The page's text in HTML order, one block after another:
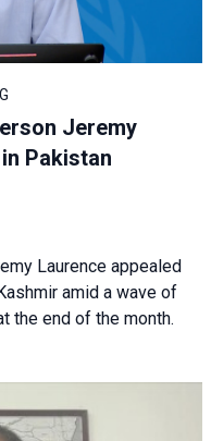
Jeremy
Pakistan
Laurence appealed
amid a wave of
the end of the month.